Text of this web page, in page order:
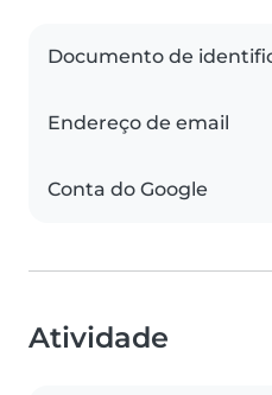
Documento de
Endereço de email
Conta do Google
Atividade